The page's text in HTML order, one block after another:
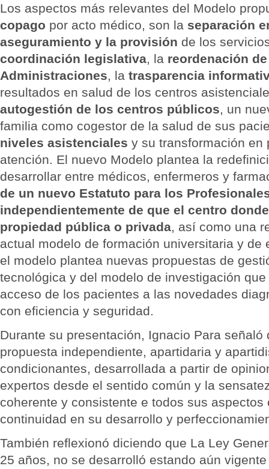
Los aspectos más relevantes del Modelo
copago por acto médico, son la separación
aseguramiento y la provisión de los
coordinación legislativa, la reordenación
Administraciones, la trasparencia
resultados en salud de los centros
autogestión de los centros públicos, un
familia como cogestor de la salud de sus
niveles asistenciales y su transformación en
atención. El nuevo Modelo plantea la
desarrollar entre médicos, enfermeros y
de un nuevo Estatuto para los
independientemente de que el centro
propiedad pública o privada, así como una
actual modelo de formación universitaria y de
el modelo plantea nuevas propuestas de
tecnológica y del modelo de investigación
acceso de los pacientes a las novedades
con eficiencia y seguridad.
Durante su presentación, Ignacio Para
propuesta independiente, apartidaria y
condicionantes, desarrollada a partir de
expertos desde el sentido común y la
coherente y consistente e todos sus aspectos
continuidad en su desarrollo y
También reflexionó diciendo que La Ley
25 años, no se desarrolló estando aún